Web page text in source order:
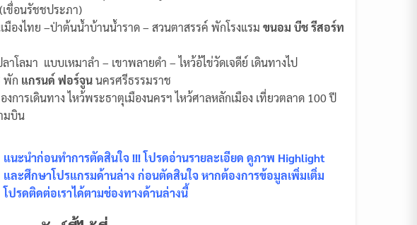
ขื่อนรัชชประภา)
องไทย –ป่าต้นน้ำบ้านน้ำราด – สวนตาสรรค์ พักโรงแรมขนอม บีช รีสอร์ท
าโลมา แบบเหมาลำ – เขาพลายดำ – ไหว้อ้ไข่วัดเจดีย์ เดินทางไป
พัก แกรนด์ ฟอร์จูนนครศรีธรรมราช
การเดินทาง ไหว้พระธาตุเมืองนครฯ ไหว้ศาลหลักเมือง เที่ยวตลาด 100 ปี
มบิน
แนะนำก่อนทำการตัดสินใจ !!! โปรดอ่านรายละเอียด ดูภาพ Highlight
และศึกษาโปรแกรมด้านล่าง ก่อนตัดสินใจ หากต้องการข้อมูลเพิ่มเติ่ม
โปรดติดต่อเราได้ตามช่องทางด้านล่างนี้